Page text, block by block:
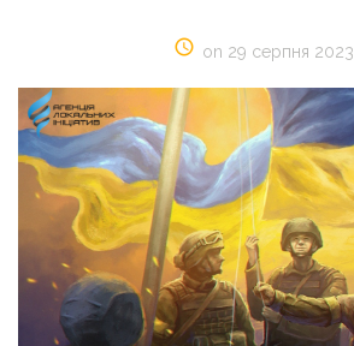
on 29 серпня 2023